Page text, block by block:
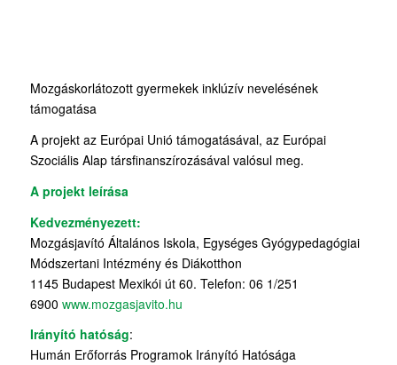
Mozgáskorlátozott gyermekek inklúzív nevelésének
támogatása
A projekt az Európai Unió támogatásával, az Európai
Szociális Alap társfinanszírozásával valósul meg.
A projekt leírása
Kedvezményezett:
Mozgásjavító Általános Iskola, Egységes Gyógypedagógiai
Módszertani Intézmény és Diákotthon
1145 Budapest Mexikói út 60. Telefon: 06 1/251
6900 www.mozgasjavito.hu
Irányító hatóság:
Humán Erőforrás Programok Irányító Hatósága